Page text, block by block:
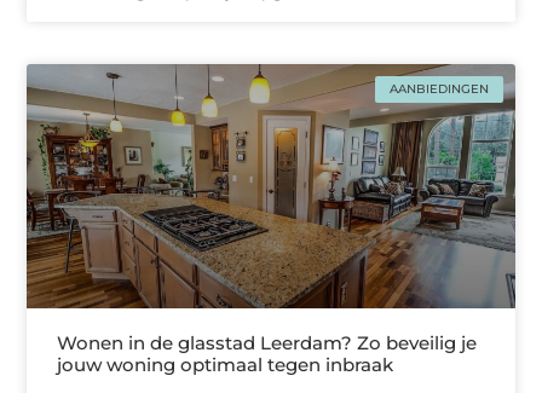
AANBIEDINGEN
Wonen in de glasstad Leerdam? Zo beveilig je
jouw woning optimaal tegen inbraak